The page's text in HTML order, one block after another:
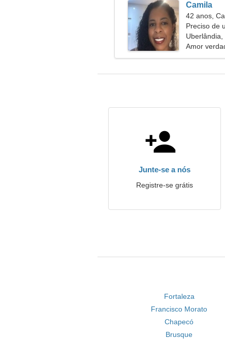
Camila
42 anos,
Preciso de
viajarmos
Uberlândia,
Amor
Junte-se a nós
Registre-se grátis
Fortaleza
Francisco Morato
Chapecó
Brusque